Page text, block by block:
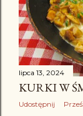
lipca 13, 2024
KURKI W
Udostępnij